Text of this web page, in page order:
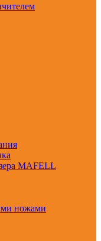
MAFELL
ножами